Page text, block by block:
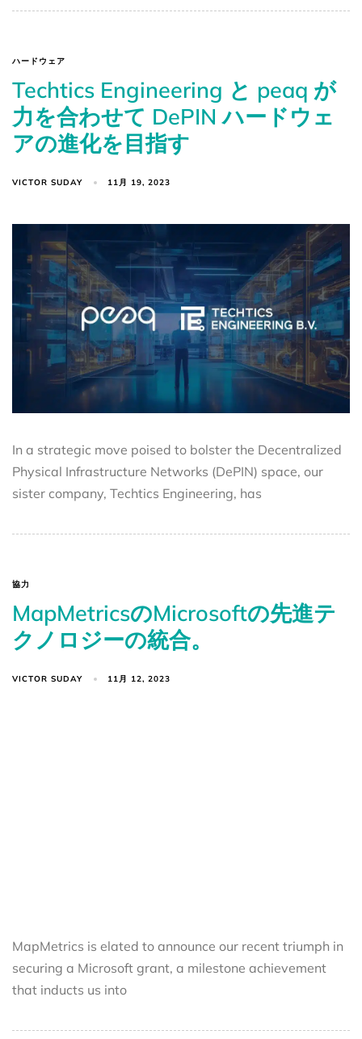
ハードウェア
Techtics Engineering と peaq が
力を合わせて DePIN ハードウェ
アの進化を目指す
VICTOR SUDAY 11月 19, 2023
In a strategic move poised to bolster the Decentralized
Physical Infrastructure Networks (DePIN) space, our
sister company, Techtics Engineering, has
協力
MapMetricsのMicrosoftの先進テ
クノロジーの統合。
VICTOR SUDAY 11月 12, 2023
MapMetrics is elated to announce our recent triumph in
securing a Microsoft grant, a milestone achievement
that inducts us into